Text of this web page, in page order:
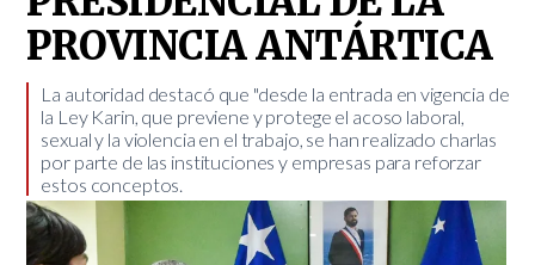
PROVINCIA ANTÁRTICA
​La autoridad destacó que "desde la entrada en vigencia de
la Ley Karin, que previene y protege el acoso laboral,
sexual y la violencia en el trabajo, se han realizado charlas
por parte de las instituciones y empresas para reforzar
estos conceptos.